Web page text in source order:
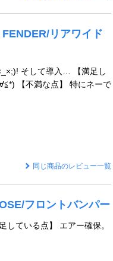
リアワイド
そして導入… 【満足し
【不満な点】 特にネーで
同じ商品のレビュー一覧
フロントバンパー
している点】 エアー確保。